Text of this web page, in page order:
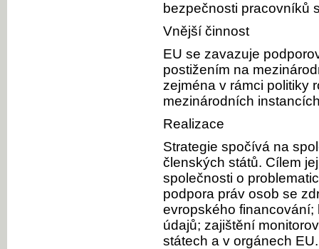
bezpečnosti pracovníků
Vnější činnost
EU se zavazuje
postižením na
zejména v rámci politiky
mezinárodních
Realizace
Strategie spočívá na
členských států. Cílem
společnosti o
podpora práv osob se
evropského
údajů; zajištění
státech a v orgánech EU.